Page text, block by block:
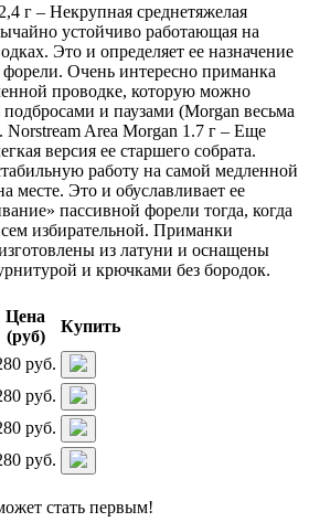
г – Некрупная среднетяжелая
устойчиво работающая на
Это и определяет ее назначение
Очень интересно приманка
проводке, которую можно
подбросами и паузами (Morgan весьма
Norstream Area Morgan 1.7 г – Еще
версия ее старшего собрата.
работу на самой медленной
месте. Это и обуславливает ее
пассивной форели тогда, когда
избирательной. Приманки
из латуни и оснащены
и крючками без бородок.
Цена
(руб)
Купить
руб.
руб.
руб.
руб.
стать первым!